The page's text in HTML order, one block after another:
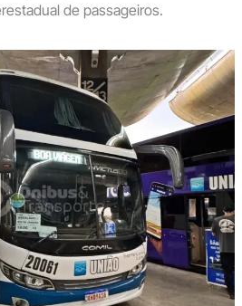
de passageiros.